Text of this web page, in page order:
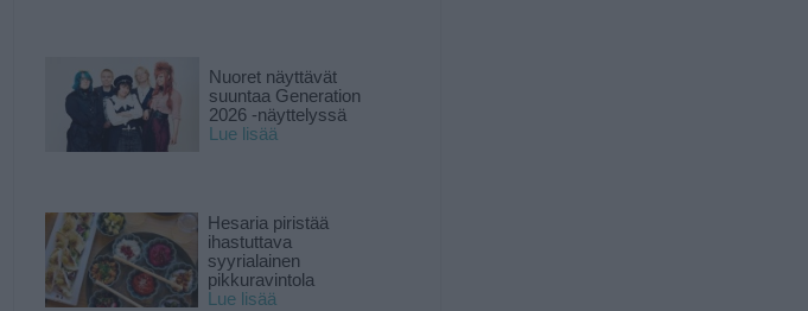
Nuoret näyttävät
suuntaa Generation
2026 -näyttelyssä
Lue lisää
Hesaria piristää
ihastuttava
syyrialainen
pikkuravintola
Lue lisää